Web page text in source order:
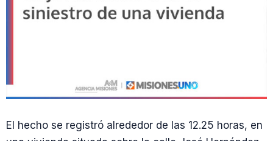
El hecho se registró alrededor de las 12.25 horas, en